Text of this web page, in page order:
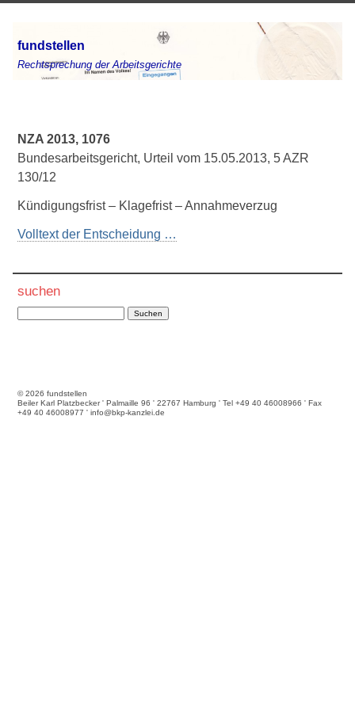
fundstellen
Rechtsprechung der Arbeitsgerichte
NZA 2013, 1076
Bundesarbeitsgericht, Urteil vom 15.05.2013, 5 AZR
130/12
Kündigungsfrist – Klagefrist – Annahmeverzug
Volltext der Entscheidung …
suchen
© 2026 fundstellen
Beiler Karl Platzbecker ' Palmaille 96 ' 22767 Hamburg ' Tel +49 40 46008966 ' Fax
+49 40 46008977 ' info@bkp-kanzlei.de